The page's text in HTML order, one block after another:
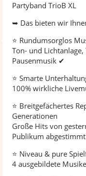
Partyband TrioB XL
➥ Das bieten wir
⭐ Rundumsorglos
Ton- und
Pausenmusik ✔
⭐ Smarte
100% wirkliche
⭐ Breitgefächertes
Generationen
Große Hits von
Publikum
⭐ Niveau & pure
4 ausgebildete